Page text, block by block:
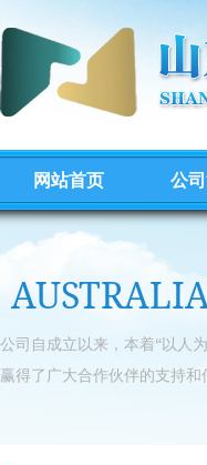
网站首页 公
公司自成立以来，本着“以人
赢得了广大合作伙伴的支持